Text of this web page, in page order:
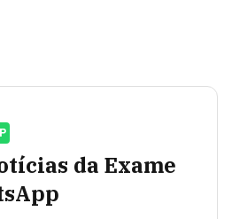
da Exame